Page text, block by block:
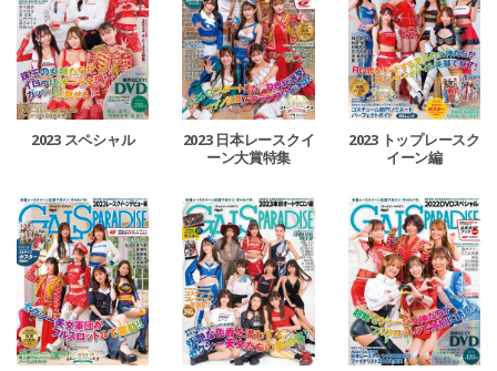
2023 スペシャル
2023 日本レースクイ
ーン大賞特集
2023 トップレースク
イーン編